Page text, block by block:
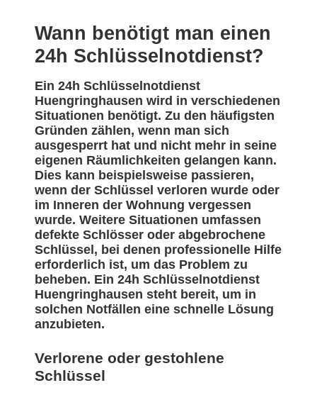
Wann benötigt man einen
24h Schlüsselnotdienst?
Ein 24h Schlüsselnotdienst
Huengringhausen wird in verschiedenen
Situationen benötigt. Zu den häufigsten
Gründen zählen, wenn man sich
ausgesperrt hat und nicht mehr in seine
eigenen Räumlichkeiten gelangen kann.
Dies kann beispielsweise passieren,
wenn der Schlüssel verloren wurde oder
im Inneren der Wohnung vergessen
wurde. Weitere Situationen umfassen
defekte Schlösser oder abgebrochene
Schlüssel, bei denen professionelle Hilfe
erforderlich ist, um das Problem zu
beheben. Ein 24h Schlüsselnotdienst
Huengringhausen steht bereit, um in
solchen Notfällen eine schnelle Lösung
anzubieten.
Verlorene oder gestohlene
Schlüssel